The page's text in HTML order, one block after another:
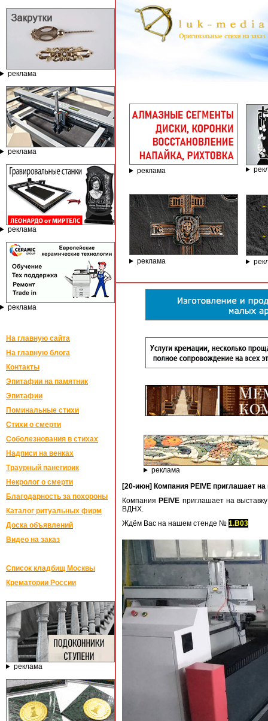
реклама
реклама
реклама
реклама
На главную сайта
На главную блога
Контакты
Эпитафии на памятник
Эпитафии
Поминальные стихи
Стихи о смерти
Соболезнования в стихах
Надписи на венках
Траурный панегирик
Некролог о смерти
Благодарность за похороны
Каталог ритуальных фирм
Доска объявлений
Видео на заказ
Список кладбищ Москвы
Крематории России
реклама
реклама
реклама
реклама
[20-июн] Компания PEIVE приглашает
Компания PEIVE приглашает на
ВДНХ.
Ждём Вас на нашем стенде № 1.B03